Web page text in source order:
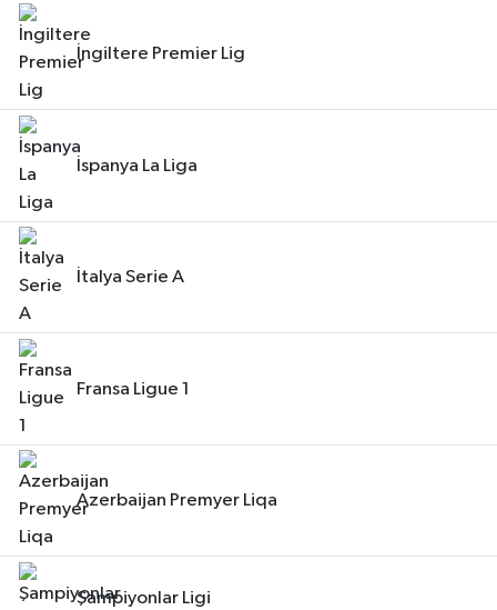
İngiltere Premier Lig
İspanya La Liga
İtalya Serie A
Fransa Ligue 1
Azerbaijan Premyer Liqa
Şampiyonlar Ligi